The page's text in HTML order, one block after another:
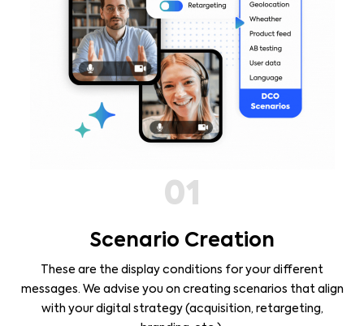
01
Scenario Creation
These are the display conditions for your different
messages. We advise you on creating scenarios that align
with your digital strategy (acquisition, retargeting,